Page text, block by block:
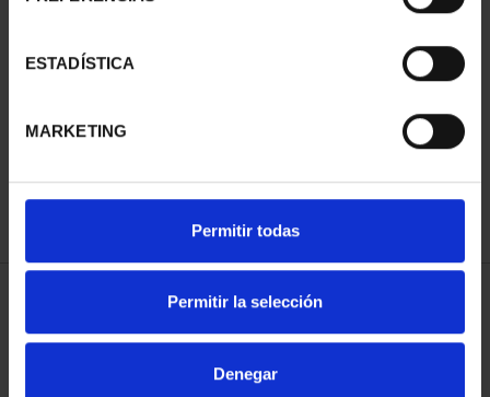
ESTADÍSTICA
MARKETING
Permitir todas
Permitir la selección
Denegar
JOYAS MUSEO II - 1780
645,00 €